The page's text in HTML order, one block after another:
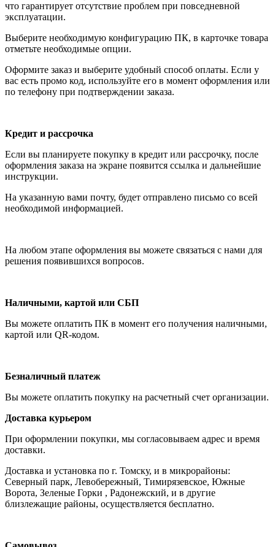
что гарантирует отсутствие проблем при повседневной
эксплуатации.
Выберите необходимую конфигурацию ПК, в карточке товара
отметьте необходимые опции.
Оформите заказ и выберите удобный способ оплаты. Если у
вас есть промо код, используйте его в момент оформления или
по телефону при подтверждении заказа.
Кредит и рассрочка
Если вы планируете покупку в кредит или рассрочку, после
оформления заказа на экране появится ссылка и дальнейшие
инструкции.
На указанную вами почту, будет отправлено письмо со всей
необходимой информацией.
На любом этапе оформления вы можете связаться с нами для
решения появившихся вопросов.
Наличными, картой или СБП
Вы можете оплатить ПК в момент его получения наличными,
картой или QR-кодом.
Безналичный платеж
Вы можете оплатить покупку на расчетный счет организации.
Доставка курьером
При оформлении покупки, мы согласовываем адрес и время
доставки.
Доставка и установка по г. Томску, и в микрорайоны:
Северный парк, Левобережный, Тимирязевское, Южные
Ворота, Зеленые Горки , Радонежский, и в другие
близлежащие районы, осуществляется бесплатно.